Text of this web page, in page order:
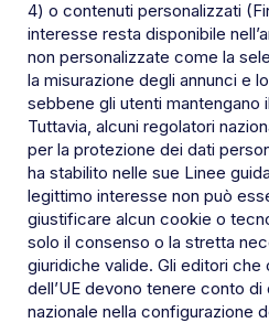
4) o contenuti personalizzati
interesse resta disponibile
non personalizzate come la
la misurazione degli annunci e
sebbene gli utenti mantengano
Tuttavia, alcuni regolatori
per la protezione dei dati
ha stabilito nelle sue Linee
legittimo interesse non può
giustificare alcun cookie o
solo il consenso o la stretta
giuridiche valide. Gli editori che
dell’UE devono tenere conto
nazionale nella configurazione